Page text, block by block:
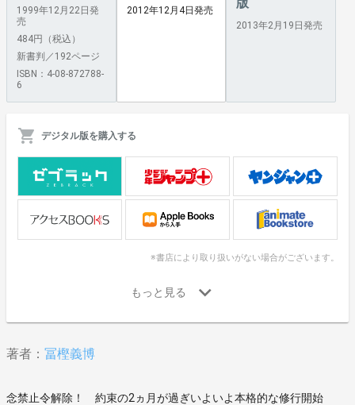
1999年12月22日発
売
484円（税込）
新書判／192ページ
ISBN：4-08-872788-
6
2012年12月4日発売
2013年2月19日発売
デジタル版を購入する
※書店により取り扱いがない場合がございます。
著者： 冨樫義博
念禁止令解除！ 約束の2ヵ月が過ぎいよいよ本格的な修行開始